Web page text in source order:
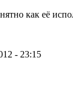
как её
- 23:15